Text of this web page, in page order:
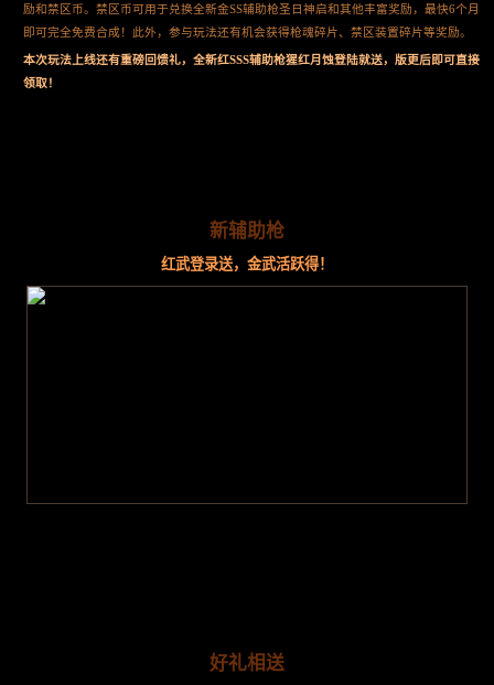
励和禁区币。禁区币可用于兑换全新金SS辅助枪圣日神启和其他丰富奖励，最快6个月
即可完全免费合成！此外，参与玩法还有机会获得枪魂碎片、禁区装置碎片等奖励。
本次玩法上线还有重磅回馈礼，全新红SSS辅助枪猩红月蚀登陆就送，版更后即可直接
领取！
新辅助枪
红武登录送，金武活跃得！
好礼相送